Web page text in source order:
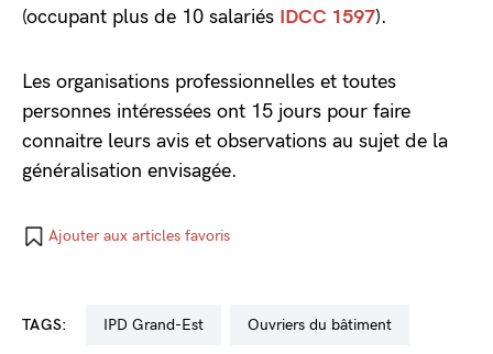
(occupant plus de 10 salariés IDCC 1597).
Les organisations professionnelles et toutes
personnes intéressées ont 15 jours pour faire
connaitre leurs avis et observations au sujet de la
généralisation envisagée.
Ajouter aux articles favoris
TAGS: IPD Grand-Est ouvriers du bâtiment